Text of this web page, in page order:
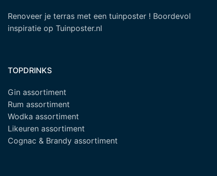
Renoveer je terras met een tuinposter ! Boordevol
inspiratie op Tuinposter.nl
TOPDRINKS
Gin assortiment
Rum assortiment
Wodka assortiment
Likeuren assortiment
Cognac & Brandy assortiment